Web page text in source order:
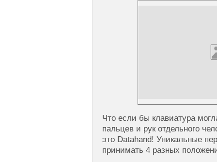
Что если бы клавиатура
пальцев и рук отдельного
это Datahand! Уникальные
принимать 4 разных